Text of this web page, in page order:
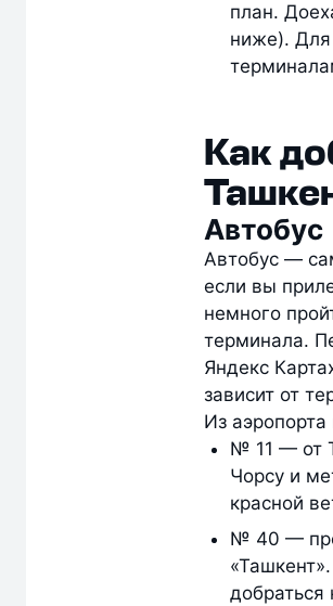
план.
ниже). Для
Как
Автобус
Автобус —
если вы
немного
терминала.
Яндекс
зависит от
Из
№ 11 — от
Чорсу и
красной
№ 40 —